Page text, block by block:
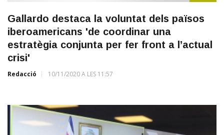
Gallardo destaca la voluntat dels països
iberoamericans 'de coordinar una
estratègia conjunta per fer front a l’actual
crisi'
Redacció 10/11/2020 A LES 11:57